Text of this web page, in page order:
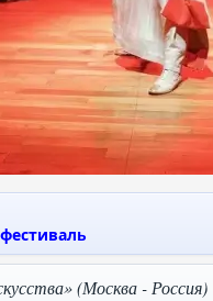
(Москва - Россия)